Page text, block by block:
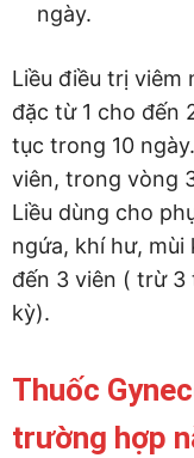
ngày.
Liều điều trị viêm
đặc từ 1 cho đến
tục trong 10
viên, trong vòng
Liều dùng cho
ngứa, khí hư,
đến 3 viên ( trừ 3
kỳ).
Thuốc
trường hợp